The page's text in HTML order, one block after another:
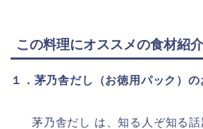
この料理にオススメの食材紹介
１．茅乃舎だし（お徳用パック）の
茅乃舎だし は、知る人ぞ知る